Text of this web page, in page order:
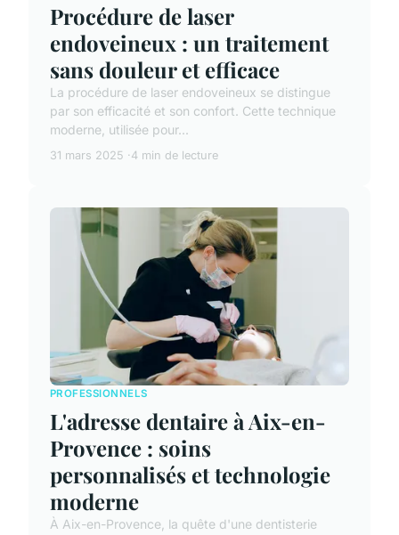
Procédure de laser
endoveineux : un traitement
sans douleur et efficace
La procédure de laser endoveineux se distingue
par son efficacité et son confort. Cette technique
moderne, utilisée pour...
31 mars 2025 4 min de lecture
PROFESSIONNELS
L'adresse dentaire à Aix-en-
Provence : soins
personnalisés et technologie
moderne
À Aix-en-Provence, la quête d'une dentisterie